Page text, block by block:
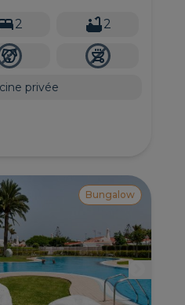
2 2
privée
Bungalow